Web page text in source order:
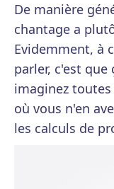
De manière
chantage a
Evidemment, à
parler, c'est que
imaginez
où vous n'en
les calculs de